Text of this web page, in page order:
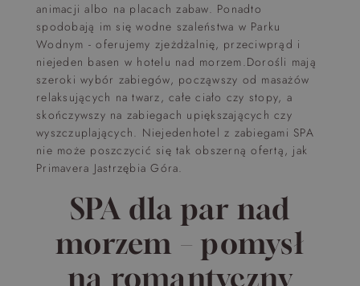
animacji albo na placach zabaw. Ponadto
spodobają im się wodne szaleństwa w Parku
Wodnym - oferujemy zjeżdżalnię, przeciwprąd i
niejeden basen w hotelu nad morzem.Dorośli mają
szeroki wybór zabiegów, począwszy od masażów
relaksujących na twarz, całe ciało czy stopy, a
skończywszy na zabiegach upiększających czy
wyszczuplających. Niejedenhotel z zabiegami SPA
nie może poszczycić się tak obszerną ofertą, jak
Primavera Jastrzębia Góra.
SPA dla par nad
morzem – pomysł
na romantyczny